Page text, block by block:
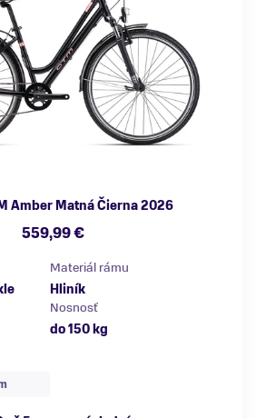
Amber Matná Čierna 2026
559,99 €
Materiál rámu
Hliník
Nosnosť
do 150 kg